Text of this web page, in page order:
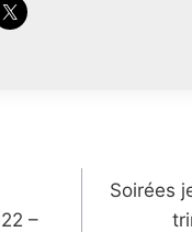
–
Soirées